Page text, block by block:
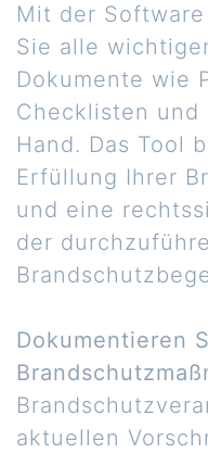
Mit der
Sie alle
Dokumente wie
Checklisten und
Hand. Das Tool
Erfüllung Ihrer
und eine
der
Dokumentieren
aktuellen